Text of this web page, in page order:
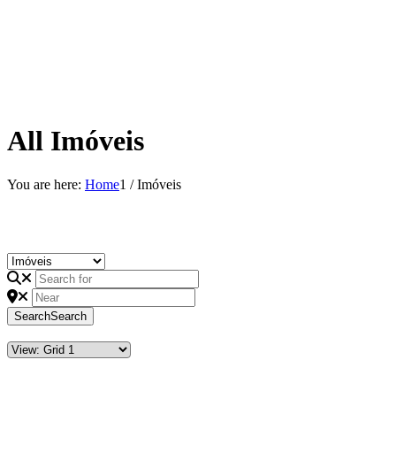
All Imóveis
You are here: Home1 / Imóveis
SearchSearch